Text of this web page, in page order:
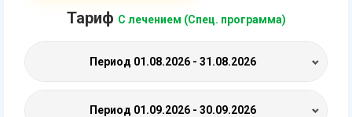
Тариф С лечением (Спец. программа)
Период 01.08.2026 - 31.08.2026
Период 01.09.2026 - 30.09.2026